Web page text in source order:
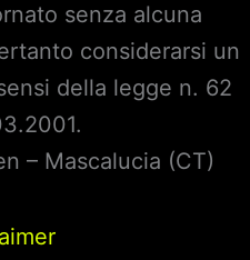
senza alcuna
considerarsi un
della legge n. 62
– Mascalucia (CT)